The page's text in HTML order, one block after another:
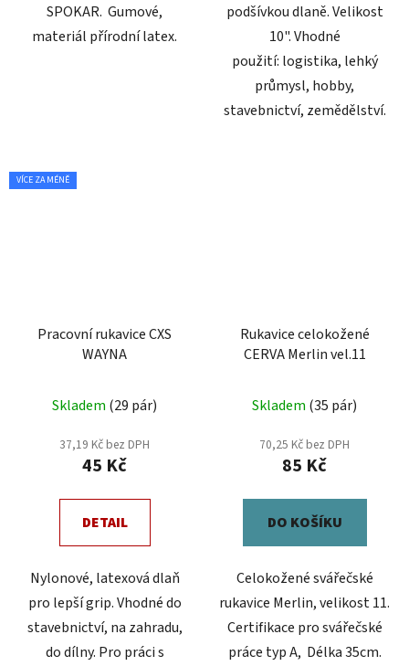
SPOKAR. Gumové,
materiál přírodní latex.
podšívkou dlaně. Velikost
10". Vhodné
použití: logistika, lehký
průmysl, hobby,
stavebnictví, zemědělství.
VÍCE ZA MÉNĚ
Pracovní rukavice CXS
WAYNA
hodnocení
produktu
je
z
Skladem (29 pár)
37,19 Kč bez DPH
45 Kč
DETAIL
Nylonové, latexová dlaň
pro lepší grip. Vhodné do
stavebnictví, na zahradu,
do dílny. Pro práci s
Rukavice celokožené
CERVA Merlin vel.11
Skladem (35 pár)
70,25 Kč bez DPH
85 Kč
DO KOŠÍKU
Celokožené svářečské
rukavice Merlin, velikost 11.
Certifikace pro svářečské
práce typ A, Délka 35cm.